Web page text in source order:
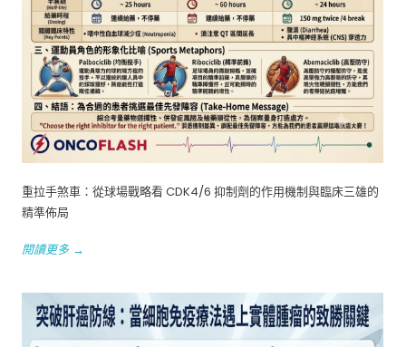
重拉手煞車：從球場戰略看 CDK4/6 抑制劑的作用機制與臨床三雄的
精準佈局
閱讀更多 →